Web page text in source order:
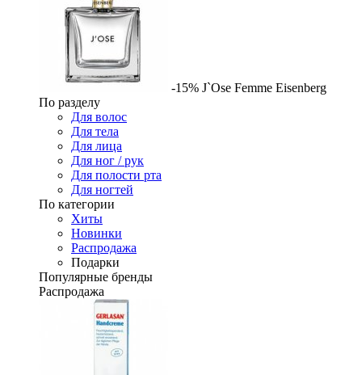
-15% J`Ose Femme Eisenberg
По разделу
Для волос
Для тела
Для лица
Для ног / рук
Для полости рта
Для ногтей
По категории
Хиты
Новинки
Распродажа
Подарки
Популярные бренды
Распродажа